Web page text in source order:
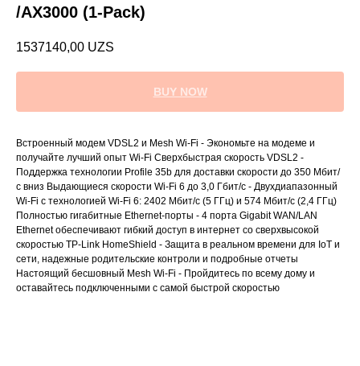
/AX3000 (1-Pack)
1537140,00 UZS
BUY NOW
Встроенный модем VDSL2 и Mesh Wi-Fi - Экономьте на модеме и
получайте лучший опыт Wi-Fi Сверхбыстрая скорость VDSL2 -
Поддержка технологии Profile 35b для доставки скорости до 350 Мбит/
с вниз Выдающиеся скорости Wi-Fi 6 до 3,0 Гбит/с - Двухдиапазонный
Wi-Fi с технологией Wi-Fi 6: 2402 Мбит/с (5 ГГц) и 574 Мбит/с (2,4 ГГц)
Полностью гигабитные Ethernet-порты - 4 порта Gigabit WAN/LAN
Ethernet обеспечивают гибкий доступ в интернет со сверхвысокой
скоростью TP-Link HomeShield - Защита в реальном времени для IoT и
сети, надежные родительские контроли и подробные отчеты
Настоящий бесшовный Mesh Wi-Fi - Пройдитесь по всему дому и
оставайтесь подключенными с самой быстрой скоростью